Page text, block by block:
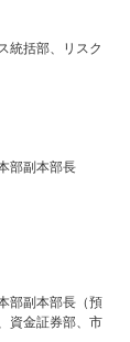
統括部、リスク
部副本部長
部副本部長（預
資金証券部、市